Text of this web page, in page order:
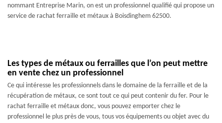
nommant Entreprise Marin, on est un professionnel qualifié qui propose un
service de rachat ferraille et métaux à Boisdinghem 62500.
Les types de métaux ou ferrailles que l’on peut mettre
en vente chez un professionnel
Ce qui intéresse les professionnels dans le domaine de la ferraille et de la
récupération de métaux, ce sont tout ce qui peut contenir du fer. Pour le
rachat ferraille et métaux donc, vous pouvez emporter chez le
professionnel le plus près de vous, tous vos équipements ou objet avec du